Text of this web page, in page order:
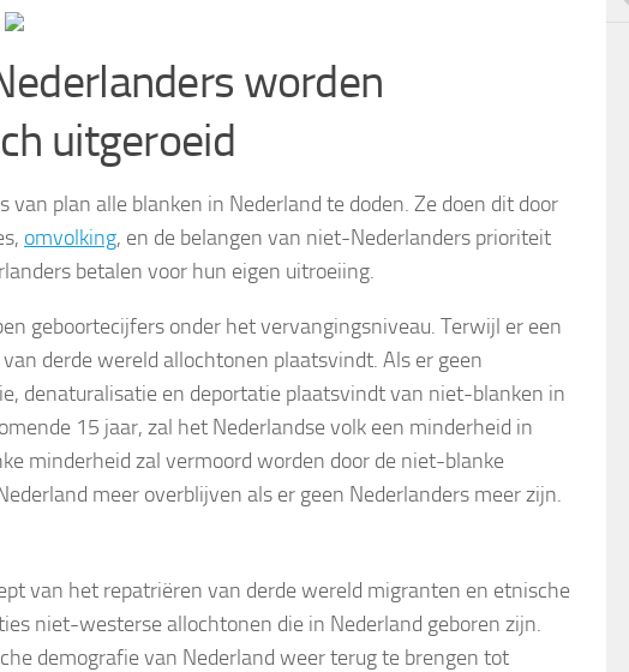
worden
uitgeroeid
van plan alle blanken in Nederland te doden. Ze doen dit door
omvolking, en de belangen van niet-Nederlanders prioriteit
betalen voor hun eigen uitroeiing.
geboortecijfers onder het vervangingsniveau. Terwijl er een
derde wereld allochtonen plaatsvindt. Als er geen
denaturalisatie en deportatie plaatsvindt van niet-blanken in
15 jaar, zal het Nederlandse volk een minderheid in
minderheid zal vermoord worden door de niet-blanke
meer overblijven als er geen Nederlanders meer zijn.
van het repatriëren van derde wereld migranten en etnische
niet-westerse allochtonen die in Nederland geboren zijn.
demografie van Nederland weer terug te brengen tot